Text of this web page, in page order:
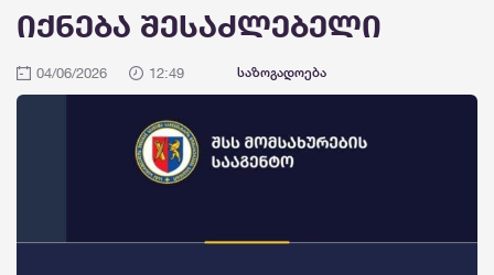
იქნება შესაძლებელი
04/06/2026 12:49 საზოგადოება